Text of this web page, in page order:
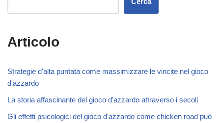
Articolo
Strategie d'alta puntata come massimizzare le vincite nel gioco
d'azzardo
La storia affascinante del gioco d'azzardo attraverso i secoli
Gli effetti psicologici del gioco d'azzardo come chicken road può